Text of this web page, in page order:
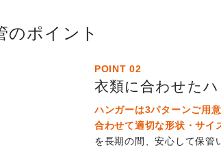
のポイント
POINT 02
衣類に合わせた
ハンガーは3パターンご用意
合わせて適切な形状・サイ
を長期の間、安心して保管